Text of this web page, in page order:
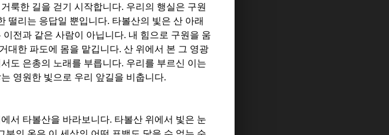
룩한 길을 걷기 시작합니다. 우리의 행실은 구원
떨리는 응답일 뿐입니다. 타볼산의 빛은 산 아래
이전과 같은 사람이 아닙니다. 내 힘으로 구원을 움
대한 파도에 몸을 맡깁니다. 산 위에서 본 그 영광
도 은총의 노래를 부릅니다. 우리를 부르신 이는
영원한 빛으로 우리 앞길을 비춥니다.
서 타볼산을 바라보니다. 타볼산 위에서 빛은 눈